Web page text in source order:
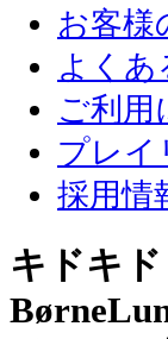
お客様
よくあ
ご利用
プレイ
採用情
キドキ